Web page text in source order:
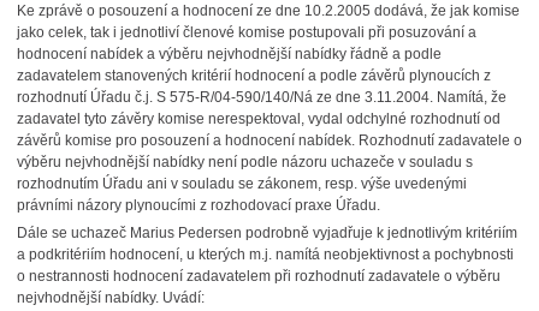
Ke zprávě o posouzení a hodnocení ze dne 10.2.2005 dodává, že jak komise
jako celek, tak i jednotliví členové komise postupovali při posuzování a
hodnocení nabídek a výběru nejvhodnější nabídky řádně a podle
zadavatelem stanovených kritérií hodnocení a podle závěrů plynoucích z
rozhodnutí Úřadu č.j. S 575-R/04-590/140/Ná ze dne 3.11.2004. Namítá, že
zadavatel tyto závěry komise nerespektoval, vydal odchylné rozhodnutí od
závěrů komise pro posouzení a hodnocení nabídek. Rozhodnutí zadavatele o
výběru nejvhodnější nabídky není podle názoru uchazeče v souladu s
rozhodnutím Úřadu ani v souladu se zákonem, resp. výše uvedenými
právními názory plynoucími z rozhodovací praxe Úřadu.
Dále se uchazeč Marius Pedersen podrobně vyjadřuje k jednotlivým kritériím
a podkritériím hodnocení, u kterých m.j. namítá neobjektivnost a pochybnosti
o nestrannosti hodnocení zadavatelem při rozhodnutí zadavatele o výběru
nejvhodnější nabídky. Uvádí: